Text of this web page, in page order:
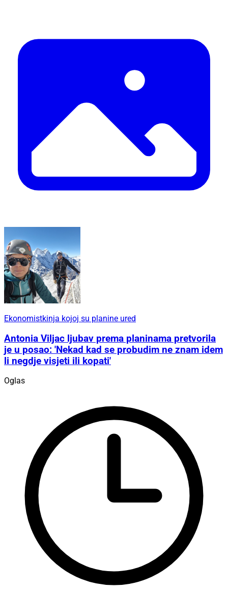
Ekonomistkinja kojoj su planine ured
Antonia Viljac ljubav prema planinama pretvorila
je u posao: 'Nekad kad se probudim ne znam idem
li negdje visjeti ili kopati'
Oglas